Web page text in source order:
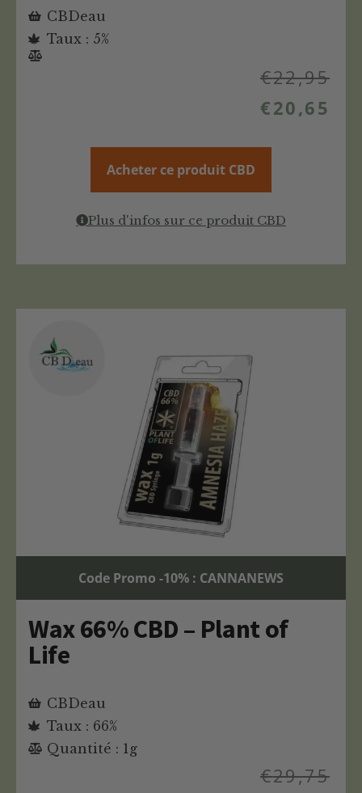
CBDeau
Taux : 5%
€22,95
€20,65
Acheter ce produit CBD
Plus d'infos sur ce produit CBD
Code Promo -10% : CANNANEWS
Wax 66% CBD – Plant of
Life
CBDeau
Taux : 66%
Quantité : 1g
€29,75